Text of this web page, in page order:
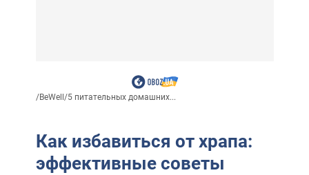
/BeWell /5 питательных домашних...
Как избавиться от храпа:
эффективные советы